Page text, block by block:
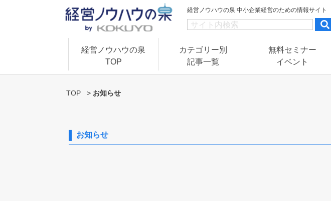
経営ノウハウの泉 中小企業経営のための情報サイト
経営ノウハウの泉
TOP
カテゴリー別
記事一覧
無料セミナー
イベント
TOP > お知らせ
お知らせ